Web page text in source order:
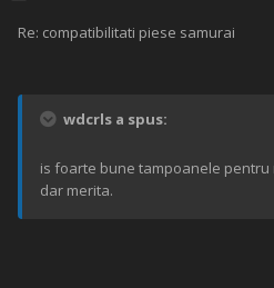
Re: compatibilitati piese samurai
wdcrls a spus:
is foarte bune tampoanele pentru
dar merita.